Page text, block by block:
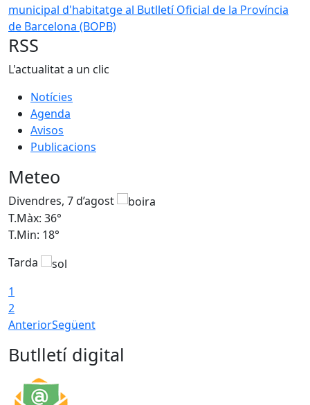
municipal d'habitatge al Butlletí Oficial de la Província
de Barcelona (BOPB)
RSS
L'actualitat a un clic
Notícies
Agenda
Avisos
Publicacions
Meteo
Divendres, 7 d’agost
T.Màx: 36°
T.Min: 18°
Tarda
1
2
AnteriorSegüent
Butlletí digital